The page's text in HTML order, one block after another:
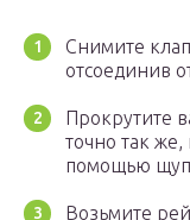
Снимите
отсоединив
Прокрутите
точно так
помощью
Возьмите